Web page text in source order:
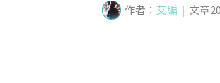
作者： 艾編 | 文章